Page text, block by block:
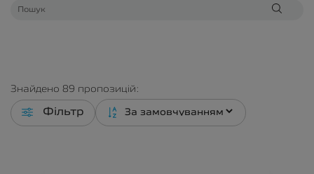
Знайдено 89 пропозицій:
Фільтр